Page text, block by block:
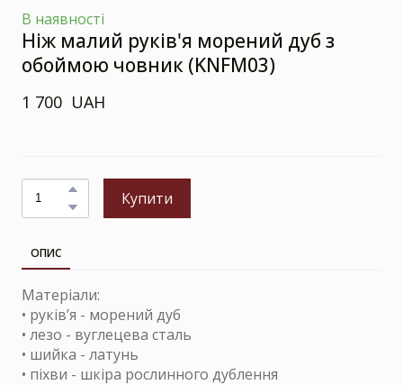
В наявності
Ніж малий руків'я морений дуб з
обоймою човник (KNFM03)
1 700  UAH
Купити
ОПИС
Матеріали:
• руків’я - морений дуб
• лезо - вуглецева сталь
• шийка - латунь
• піхви - шкіра рослинного дублення